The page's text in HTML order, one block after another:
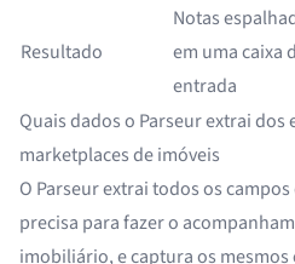
Resultado
Notas
em uma caixa
entrada
Quais dados o Parseur extrai dos
marketplaces de imóveis
O Parseur extrai todos os
precisa para fazer o
imobiliário, e captura os mesmos